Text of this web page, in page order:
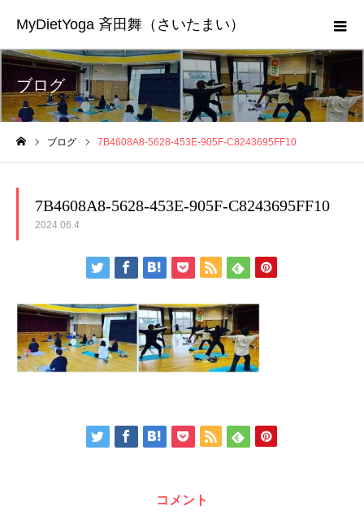
MyDietYoga 斉田舞（さいたまい）
ブログ
ブログ 7B4608A8-5628-453E-905F-C8243695FF10
7B4608A8-5628-453E-905F-C8243695FF10
2024.06.4
コメント